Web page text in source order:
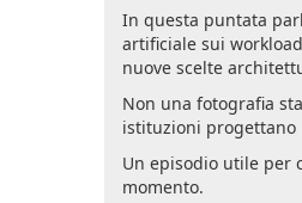
In questa puntata
artificiale sui
nuove scelte
Non una fotografia
istituzioni
Un episodio utile per
momento.